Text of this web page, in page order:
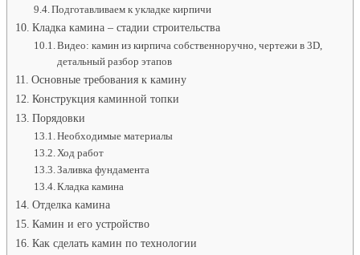
Подготавливаем к укладке кирпичи
Кладка камина – стадии строительства
Видео: камин из кирпича собственноручно, чертежи в 3D,
детальный разбор этапов
Основные требования к камину
Конструкция каминной топки
Порядовки
Необходимые материалы
Ход работ
Заливка фундамента
Кладка камина
Отделка камина
Камин и его устройство
Как сделать камин по технологии